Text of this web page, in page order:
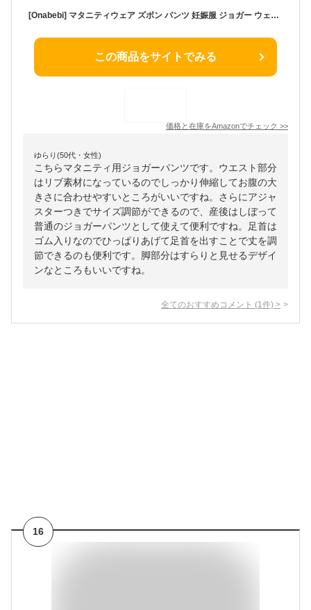
[Onabebi] マタニティウェア ズボン パンツ 妊娠服 ジョガー ウェスト調整 フォーマル 美ライン 産前産後 カジュアル 足長効果 春秋冬
この商品をサイトでみる
価格と在庫をAmazonでチェック >>
ゆらり(50代・女性)
こちらマタニティ用ジョガーパンツです。ウエスト部分
はリブ素材になっているのでしっかり伸縮してお腹の大
きさに合わせやすいところがいいですね。さらにアジャ
スターつきでサイズ調節ができるので、産後はしぼって
普通のジョガーパンツとして使えて便利ですね。足首は
ゴム入りなのでひっぱりあげて足首を出すことで丈を調
節できるのも便利です。脚部分はすらりと見せるデザイ
ンなところもいいですね。
全てのおすすめコメント (1 件) >
16